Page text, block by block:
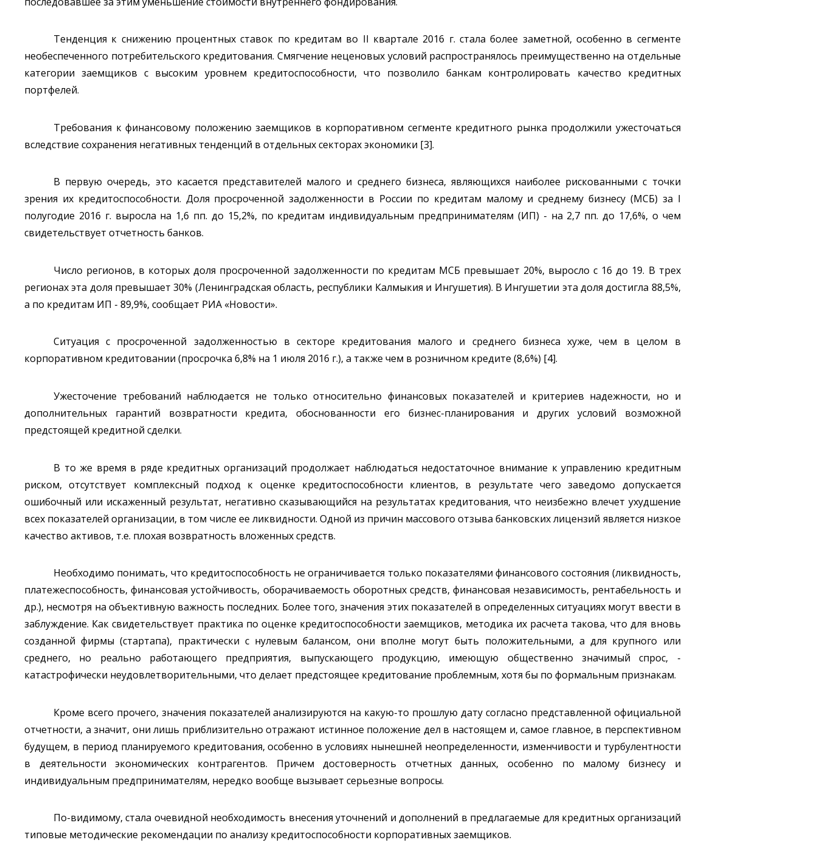
Тенденция к снижению процентных ставок по кредитам во II квартале 2016 г. стала более заметной, особенно в сегменте
необеспеченного потребительского кредитования. Смягчение неценовых условий распространялось преимущественно на отдельные
категории заемщиков с высоким уровнем кредитоспособности, что позволило банкам контролировать качество кредитных
портфелей.
Требования к финансовому положению заемщиков в корпоративном сегменте кредитного рынка продолжили ужесточаться
вследствие сохранения негативных тенденций в отдельных секторах экономики [3].
В первую очередь, это касается представителей малого и среднего бизнеса, являющихся наиболее рискованными с точки
зрения их кредитоспособности. Доля просроченной задолженности в России по кредитам малому и среднему бизнесу (МСБ) за I
полугодие 2016 г. выросла на 1,6 пп. до 15,2%, по кредитам индивидуальным предпринимателям (ИП) - на 2,7 пп. до 17,6%, о чем
свидетельствует отчетность банков.
Число регионов, в которых доля просроченной задолженности по кредитам МСБ превышает 20%, выросло с 16 до 19. В трех
регионах эта доля превышает 30% (Ленинградская область, республики Калмыкия и Ингушетия). В Ингушетии эта доля достигла 88,5%,
а по кредитам ИП - 89,9%, сообщает РИА «Новости».
Ситуация с просроченной задолженностью в секторе кредитования малого и среднего бизнеса хуже, чем в целом в
корпоративном кредитовании (просрочка 6,8% на 1 июля 2016 г.), а также чем в розничном кредите (8,6%) [4].
Ужесточение требований наблюдается не только относительно финансовых показателей и критериев надежности, но и
дополнительных гарантий возвратности кредита, обоснованности его бизнес-планирования и других условий возможной
предстоящей кредитной сделки.
В то же время в ряде кредитных организаций продолжает наблюдаться недостаточное внимание к управлению кредитным
риском, отсутствует комплексный подход к оценке кредитоспособности клиентов, в результате чего заведомо допускается
ошибочный или искаженный результат, негативно сказывающийся на результатах кредитования, что неизбежно влечет ухудшение
всех показателей организации, в том числе ее ликвидности. Одной из причин массового отзыва банковских лицензий является низкое
качество активов, т.е. плохая возвратность вложенных средств.
Необходимо понимать, что кредитоспособность не ограничивается только показателями финансового состояния (ликвидность,
платежеспособность, финансовая устойчивость, оборачиваемость оборотных средств, финансовая независимость, рентабельность и
др.), несмотря на объективную важность последних. Более того, значения этих показателей в определенных ситуациях могут ввести в
заблуждение. Как свидетельствует практика по оценке кредитоспособности заемщиков, методика их расчета такова, что для вновь
созданной фирмы (стартапа), практически с нулевым балансом, они вполне могут быть положительными, а для крупного или
среднего, но реально работающего предприятия, выпускающего продукцию, имеющую общественно значимый спрос, -
катастрофически неудовлетворительными, что делает предстоящее кредитование проблемным, хотя бы по формальным признакам.
Кроме всего прочего, значения показателей анализируются на какую-то прошлую дату согласно представленной официальной
отчетности, а значит, они лишь приблизительно отражают истинное положение дел в настоящем и, самое главное, в перспективном
будущем, в период планируемого кредитования, особенно в условиях нынешней неопределенности, изменчивости и турбулентности
в деятельности экономических контрагентов. Причем достоверность отчетных данных, особенно по малому бизнесу и
индивидуальным предпринимателям, нередко вообще вызывает серьезные вопросы.
По-видимому, стала очевидной необходимость внесения уточнений и дополнений в предлагаемые для кредитных организаций
типовые методические рекомендации по анализу кредитоспособности корпоративных заемщиков.